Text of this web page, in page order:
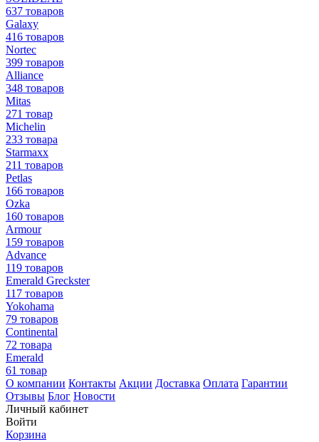
637 товаров
Galaxy
416 товаров
Nortec
399 товаров
Alliance
348 товаров
Mitas
271 товар
Michelin
233 товара
Starmaxx
211 товаров
Petlas
166 товаров
Ozka
160 товаров
Armour
159 товаров
Advance
119 товаров
Emerald Greckster
117 товаров
Yokohama
79 товаров
Continental
72 товара
Emerald
61 товар
О компании Контакты Акции Доставка Оплата Гарантии
Отзывы Блог Новости
Личный кабинет
Войти
Корзина